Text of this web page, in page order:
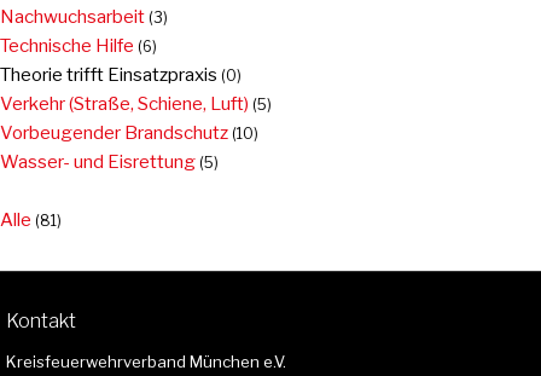
Nachwuchsarbeit (3)
Technische Hilfe (6)
Theorie trifft Einsatzpraxis (0)
Verkehr (Straße, Schiene, Luft) (5)
Vorbeugender Brandschutz (10)
Wasser- und Eisrettung (5)
Alle (81)
Kontakt
Kreisfeuerwehrverband München e.V.